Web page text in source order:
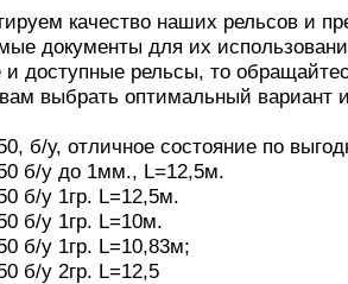
качество наших рельсов и
документы для их
и доступные рельсы, то
выбрать оптимальный вариант
б/у, отличное состояние по
б/у до 1мм., L=12,5м.
б/у 1гр. L=12,5м.
б/у 1гр. L=10м.
б/у 1гр. L=10,83м;
б/у 2гр. L=12,5